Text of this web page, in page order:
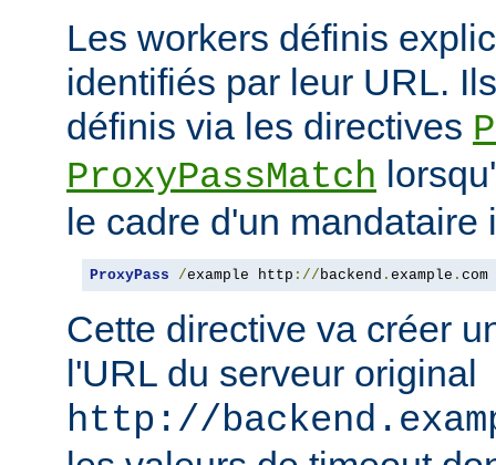
Les workers définis
identifiés par leur URL.
définis via les directives
ProxyPassMatch
le cadre d'un mandataire
ProxyPass /example http :// backend . example .
Cette directive va créer
l'URL du serveur original
http://